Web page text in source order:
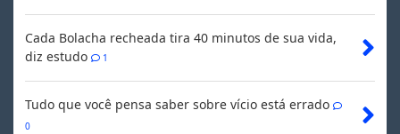
Cada Bolacha recheada tira 40 minutos de sua vida,
diz estudo
1
Tudo que você pensa saber sobre vício está errado
0